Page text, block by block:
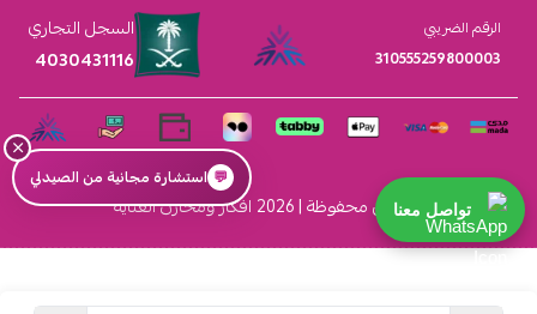
الرقم الضريبي
310555259800003
السجل التجاري
4030431116
الحقوق محفوظة | 2026 افكار ومخازن العناية
×
💬 استشارة مجانية من الصيدلي
تواصل معنا